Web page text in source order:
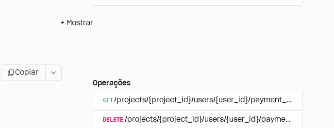
+ Mostrar
Copiar
Operações
GET/projects/{project_id}/users/{user_id}/payment_accounts
DELETE /projects/{project_id}/users/{user_id}/